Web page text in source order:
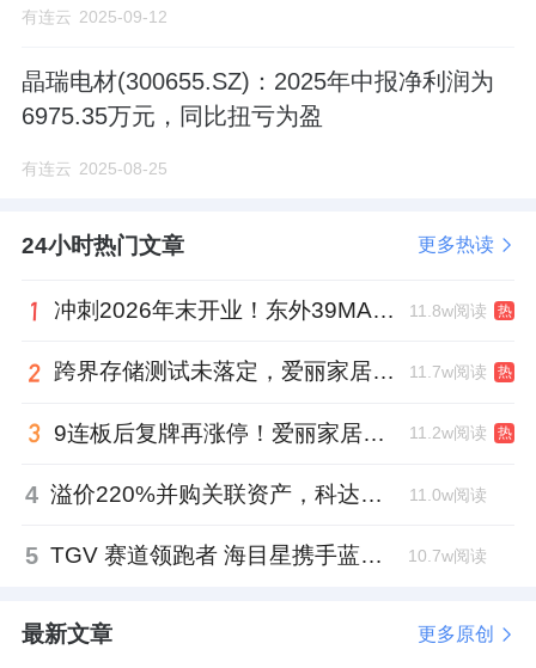
金额为32.65亿元。募投项目缺口资金在31.18-
39.35亿元。
不过，安宁股份表示，可以通过自筹资金以填
金23.68亿元，其中尚未使用完毕的前募资金
1.39亿元，剩余可自由支配的资金还有22.29亿
尚未使用的银行授信额度为36.96亿元，假设公
司按照尚未使用的银行授信额度的50%进行债
元，现金分红金额4.41亿元，当期留存利润为
有连云 2025-09-12
晶瑞电材(300655.SZ)：2025年中报净利润为
6975.35万元，同比扭亏为盈
有连云 2025-08-25
24小时热门文章 更多热读
冲刺2026年末开业！东外39MALL全球招商启幕，重构东直门商圈格局 11.8w阅读 热
跨界存储测试未落定，爱丽家居复牌前自揭多重风险 11.7w阅读 热
9连板后复牌再涨停！爱丽家居市盈率318倍，跨界收购案尚未落地 11.2w阅读 热
4 溢价220%并购关联资产，科达制造近75亿元重组被否 11.0w阅读
5 TGV 赛道领跑者 海目星携手蓝思科技掘金先进封装 10.7w阅读
最新文章 更多原创